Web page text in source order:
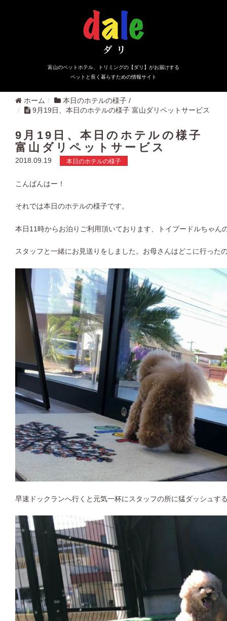
富山のペットホテル、トリミングの【ダリ】がお届けする
ペットと長く暮らすための情報サイト
ホーム 本日のホテルの様子 /
9月19日、本日のホテルの様子 富山ダリペットサービス
9月19日、本日のホテルの様子
富山ダリペットサービス
2018.09.19 本日のホテルの様子
こんばんはー！
それでは本日のホテルの様子です。
本日11時からお泊りご利用頂いております、トイプードルちゃん
スタッフと一緒にお見送りをしました。お母さんはどこに行った
早速ドックランへ行くと元気一杯にスタッフの所に猛ダッシュす